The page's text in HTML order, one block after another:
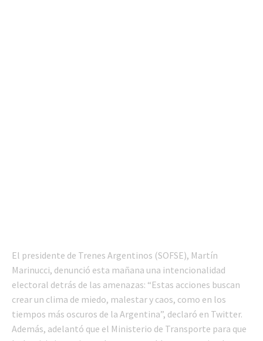
El presidente de Trenes Argentinos (SOFSE), Martín
Marinucci, denunció esta mañana una intencionalidad
electoral detrás de las amenazas: “Estas acciones buscan
crear un clima de miedo, malestar y caos, como en los
tiempos más oscuros de la Argentina”, declaró en Twitter.
Además, adelantó que el Ministerio de Transporte para que